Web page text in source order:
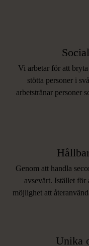
Vi arbetar för att
stötta personer i
arbetstränar personer
Genom att handla
avsevärt. Istället för
möjlighet att
Unika